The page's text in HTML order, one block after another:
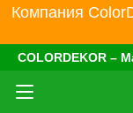
Компания
COLORDEKOR –